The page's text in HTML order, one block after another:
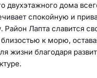
двухэтажного дома
спокойную и
Район Лапта славится
к морю,
жизни благодаря